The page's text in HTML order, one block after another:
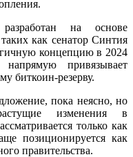
на основе
как сенатор Синтия
концепцию в 2024
привязывает
биткоин-резерву.
пока неясно, но
изменения в
только как
позиционируется как
правительства.